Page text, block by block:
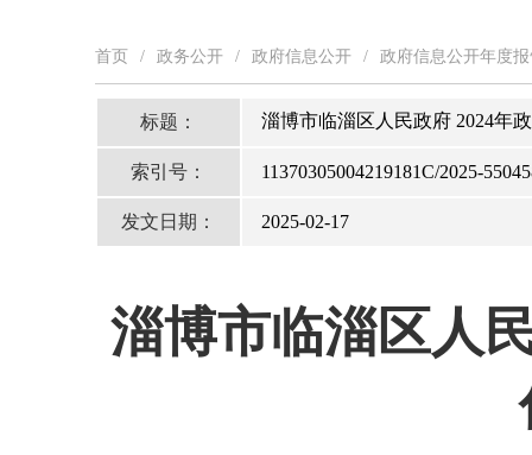
首页 / 政务公开 / 政府信息公开 / 政府信息公开年度
标题： 淄博市临淄区人民政府 2024年
索引号： 11370305004219181C/2025-
发文日期： 2025-02-17
淄博市临淄区人